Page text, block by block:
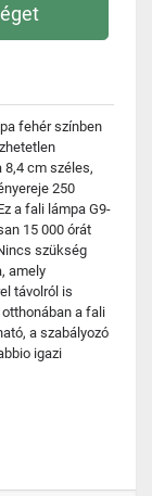
fehér színben
8,4 cm széles,
250
a fali lámpa G9-
15 000 órát
szükség
amely
távolról is
a fali
a szabályozó
igazi